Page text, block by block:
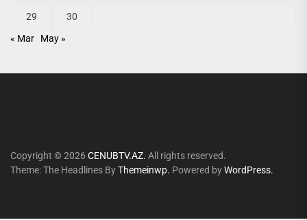
29
30
« Mar
May »
Copyright © 2026 CENUBTV.AZ. All rights reserved.
Theme: The Headlines ByThemeinwp. Powered byWordPress.